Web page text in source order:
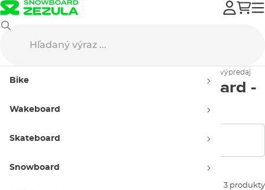
Bike
Wakeboard
Skateboard
Snowboard
Detské rukavice - výpredaj
Detské rukavice na snowboard -
výpredaj
Zobraziť filtre
3 produkty